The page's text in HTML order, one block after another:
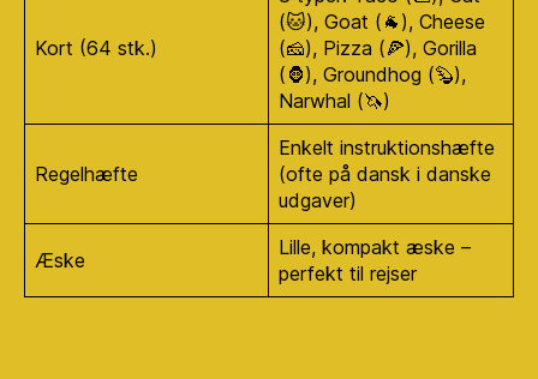
Kort (64 stk.)
(🐱), Goat (🐐), Cheese
(🧀), Pizza (🍕), Gorilla
(🦍), Groundhog (🦫),
Narwhal (🦄)
Regelhæfte
Enkelt instruktionshæfte
(ofte på dansk i danske
udgaver)
Æske
Lille, kompakt æske –
perfekt til rejser